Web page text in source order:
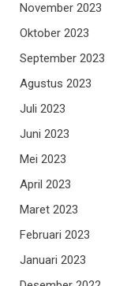
November 2023
Oktober 2023
September 2023
Agustus 2023
Juli 2023
Juni 2023
Mei 2023
April 2023
Maret 2023
Februari 2023
Januari 2023